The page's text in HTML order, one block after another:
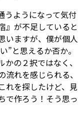
うようになって気付
』が不足していると
いますが、僕が個人
”と思えるか否か。
の２択ではなく、
れを感じられる、
れを探したけど、見
で作ろう！そう思っ